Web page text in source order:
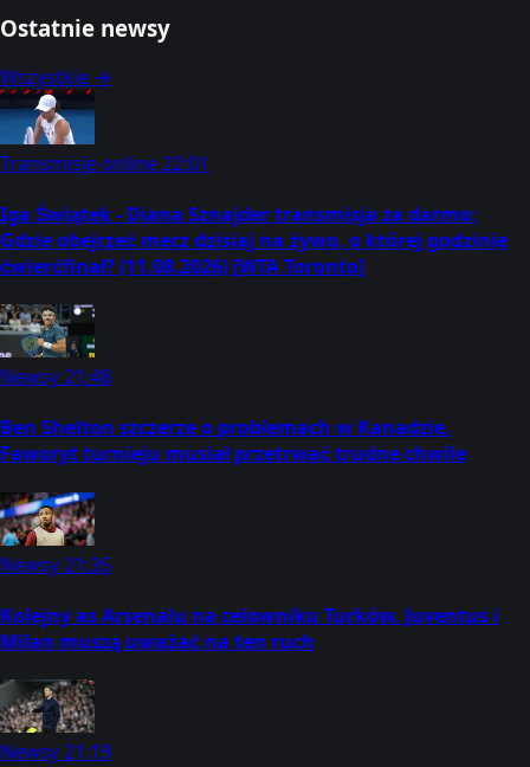
Ostatnie newsy
Wszystkie →
Transmisje online22:01
Iga Świątek - Diana Sznajder transmisja za darmo:
Gdzie obejrzeć mecz dzisiaj na żywo, o której godzinie
ćwierćfinał? (11.08.2026) [WTA Toronto]
Newsy21:48
Ben Shelton szczerze o problemach w Kanadzie.
Faworyt turnieju musiał przetrwać trudne chwile
Newsy21:35
Kolejny as Arsenalu na celowniku Turków. Juventus i
Milan muszą uważać na ten ruch
Newsy21:19